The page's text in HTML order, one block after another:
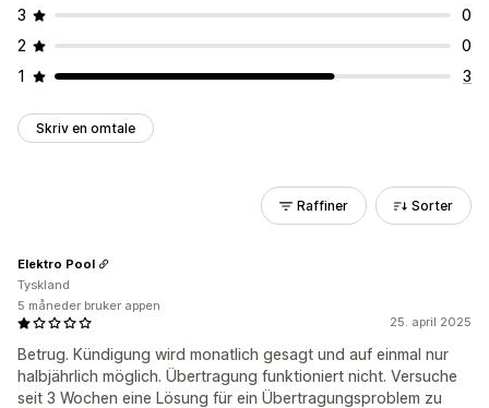
3
0
2
0
1
3
Skriv en omtale
Raffiner Sorter
25. april 2025
Betrug. Kündigung wird monatlich gesagt und auf einmal nur
halbjährlich möglich. Übertragung funktioniert nicht. Versuche
seit 3 Wochen eine Lösung für ein Übertragungsproblem zu
Elektro Pool
Tyskland
5 måneder bruker appen